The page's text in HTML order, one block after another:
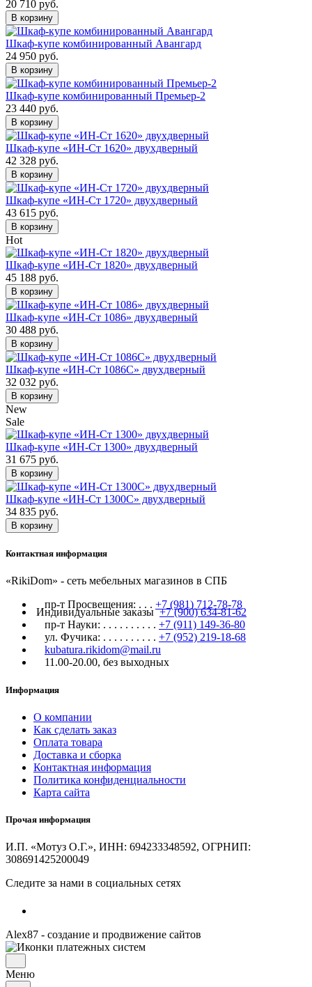
20 710 руб.
В корзину
Шкаф-купе комбинированный Авангард
24 950 руб.
В корзину
Шкаф-купе комбинированный Премьер-2
23 440 руб.
В корзину
Шкаф-купе «ИН-Ст 1620» двухдверный
42 328 руб.
В корзину
Шкаф-купе «ИН-Ст 1720» двухдверный
43 615 руб.
В корзину
Hot
Шкаф-купе «ИН-Ст 1820» двухдверный
45 188 руб.
В корзину
Шкаф-купе «ИН-Ст 1086» двухдверный
30 488 руб.
В корзину
Шкаф-купе «ИН-Ст 1086С» двухдверный
32 032 руб.
В корзину
New
Sale
Шкаф-купе «ИН-Ст 1300» двухдверный
31 675 руб.
В корзину
Шкаф-купе «ИН-Ст 1300С» двухдверный
34 835 руб.
В корзину
Контактная информация
«RikiDom» - сеть мебельных магазинов в СПБ
пр-т Просвещения: . . . +7 (981) 712-78-78
Индивидуальные заказы+7 (900) 634-81-62
пр-т Науки: . . . . . . . . . . +7 (911) 149-36-80
ул. Фучика: . . . . . . . . . . +7 (952) 219-18-68
kubatura.rikidom@mail.ru
11.00-20.00, без выходных
Информация
О компании
Как сделать заказ
Оплата товара
Доставка и сборка
Контактная информация
Политика конфиденциальности
Карта сайта
Прочая информация
И.П. «Мотуз О.Г.», ИНН: 694233348592, ОГРНИП:
308691425200049
Следите за нами в социальных сетях
Alex87 - создание и продвижение сайтов
Меню